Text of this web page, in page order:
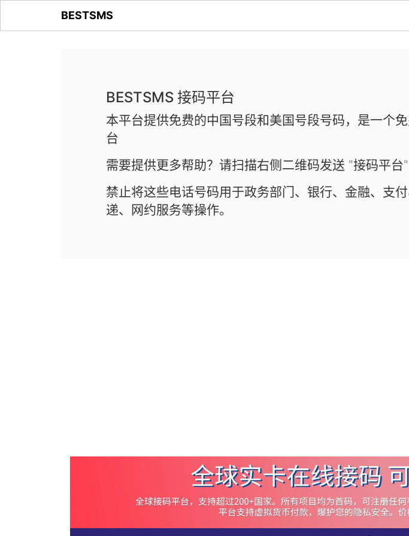
BESTSMS
BESTSMS 接码平台
本平台提供免费的中国号段和美国号段号码，是一个
台
需要提供更多帮助？请扫描右侧二维码发送 "接码平台"
禁止将这些电话号码用于政务部门、银行、金融、支
递、网约服务等操作。